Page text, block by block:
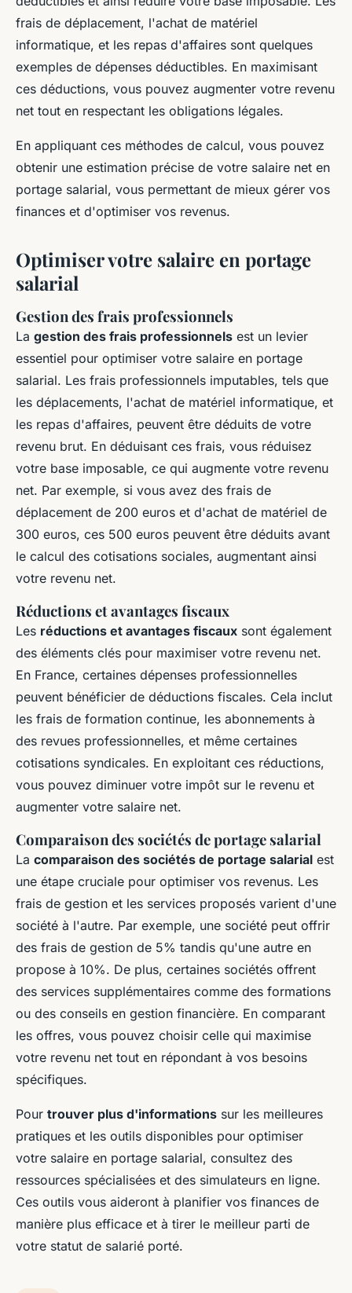
frais de déplacement, l'achat de matériel
informatique, et les repas d'affaires sont quelques
exemples de dépenses déductibles. En maximisant
ces déductions, vous pouvez augmenter votre revenu
net tout en respectant les obligations légales.
En appliquant ces méthodes de calcul, vous pouvez
obtenir une estimation précise de votre salaire net en
portage salarial, vous permettant de mieux gérer vos
finances et d'optimiser vos revenus.
Optimiser votre salaire en portage
salarial
Gestion des frais professionnels
La gestion des frais professionnels est un levier
essentiel pour optimiser votre salaire en portage
salarial. Les frais professionnels imputables, tels que
les déplacements, l'achat de matériel informatique, et
les repas d'affaires, peuvent être déduits de votre
revenu brut. En déduisant ces frais, vous réduisez
votre base imposable, ce qui augmente votre revenu
net. Par exemple, si vous avez des frais de
déplacement de 200 euros et d'achat de matériel de
300 euros, ces 500 euros peuvent être déduits avant
le calcul des cotisations sociales, augmentant ainsi
votre revenu net.
Réductions et avantages fiscaux
Les réductions et avantages fiscaux sont également
des éléments clés pour maximiser votre revenu net.
En France, certaines dépenses professionnelles
peuvent bénéficier de déductions fiscales. Cela inclut
les frais de formation continue, les abonnements à
des revues professionnelles, et même certaines
cotisations syndicales. En exploitant ces réductions,
vous pouvez diminuer votre impôt sur le revenu et
augmenter votre salaire net.
Comparaison des sociétés de portage salarial
La comparaison des sociétés de portage salarial est
une étape cruciale pour optimiser vos revenus. Les
frais de gestion et les services proposés varient d'une
société à l'autre. Par exemple, une société peut offrir
des frais de gestion de 5% tandis qu'une autre en
propose à 10%. De plus, certaines sociétés offrent
des services supplémentaires comme des formations
ou des conseils en gestion financière. En comparant
les offres, vous pouvez choisir celle qui maximise
votre revenu net tout en répondant à vos besoins
spécifiques.
Pour trouver plus d'informations sur les meilleures
pratiques et les outils disponibles pour optimiser
votre salaire en portage salarial, consultez des
ressources spécialisées et des simulateurs en ligne.
Ces outils vous aideront à planifier vos finances de
manière plus efficace et à tirer le meilleur parti de
votre statut de salarié porté.